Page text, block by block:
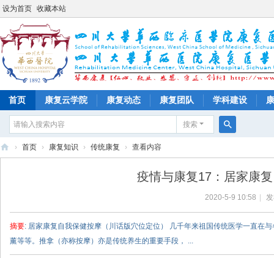
设为首页 收藏本站
首页 康复云学院 康复动态 康复团队 学科建设
搜索
索
› 首页 › 康复知识 › 传统康复 › 查看内容
疫情与康复17：居家康
2020-5-9 10:58
摘要: 居家康复自我保健按摩（川话版穴位定位） 几千年来祖国传统医学一直在
薰等等。推拿（亦称按摩）亦是传统养生的重要手段， ...